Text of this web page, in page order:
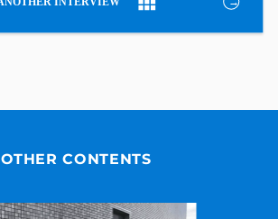
OTHER CONTENTS